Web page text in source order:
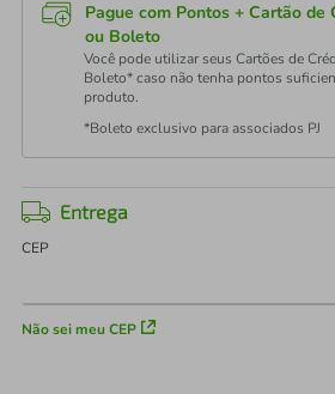
Pague com Pontos + Cartão de
ou Boleto
Você pode utilizar seus Cartões de
Boleto* caso não tenha pontos
produto.
*Boleto exclusivo para associados PJ
Entrega
CEP
Não sei meu CEP